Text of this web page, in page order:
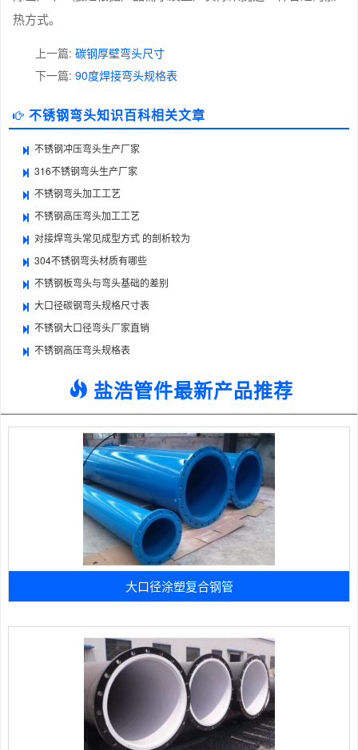
热方式。
上一篇: 碳钢厚壁弯头尺寸
下一篇: 90度焊接弯头规格表
不锈钢弯头知识百科相关文章
不锈钢冲压弯头生产厂家
316不锈钢弯头生产厂家
不锈钢弯头加工工艺
不锈钢高压弯头加工工艺
对接焊弯头常见成型方式 的剖析较为
304不锈钢弯头材质有哪些
不锈钢板弯头与弯头基础的差别
大口径碳钢弯头规格尺寸表
不锈钢大口径弯头厂家直销
不锈钢高压弯头规格表
盐浩管件最新产品推荐
大口径涂塑复合钢管